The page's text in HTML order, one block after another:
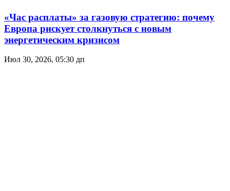
«Час расплаты» за газовую стратегию: почему
Европа рискует столкнуться с новым
энергетическим кризисом
Июл 30, 2026, 05:30 дп